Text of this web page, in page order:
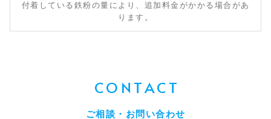
付着している鉄粉の量により、追加料金がかかる場合があ
ります。
CONTACT
ご相談・お問い合わせ